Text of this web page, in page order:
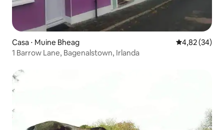
Casa ⋅ Muine Bheag 4,82 de uma
4,82 (34)
1 Barrow Lane, Bagenalstown, Irlanda